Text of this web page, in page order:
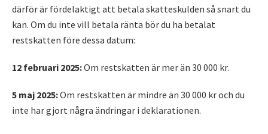
därför är fördelaktigt att betala skatteskulden så snart du
kan. Om du inte vill betala ränta bör du ha betalat
restskatten före dessa datum:
12 februari 2025:Om restskatten är mer än 30 000 kr.
5 maj 2025:Om restskatten är mindre än 30 000 kr och du
inte har gjort några ändringar i deklarationen.